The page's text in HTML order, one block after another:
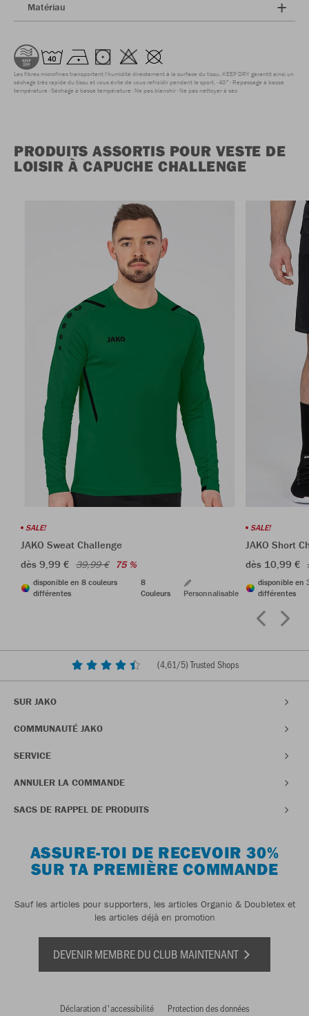
Matériau
Les fibres microfines transportent l'humidité directement à la surface du tissu. KEEP DRY garantit ainsi un
séchage très rapide du tissu et vous évite de vous refroidir pendant le sport. 40° Repassage à basse
température Séchage à basse température Ne pas blanchir Ne pas nettoyer à sec
PRODUITS ASSORTIS POUR VESTE DE
LOISIR À CAPUCHE CHALLENGE
SALE!
JAKO Sweat Challenge
dès 9,99 € 39,99 € 75 %
disponible en 8 couleurs
différentes
8
Couleurs
Personnalisable
SALE!
JAKO Short
dès 10,99 €
disponible en
différentes
(4,61/5) Trusted Shops
SUR JAKO
COMMUNAUTÉ JAKO
SERVICE
ANNULER LA COMMANDE
SACS DE RAPPEL DE PRODUITS
ASSURE-TOI DE RECEVOIR 30%
SUR TA PREMIÈRE COMMANDE
Sauf les articles pour supporters, les articles Organic & Doubletex et
les articles déjà en promotion
DEVENIR MEMBRE DU CLUB MAINTENANT
Déclaration d'accessibilité Protection des données